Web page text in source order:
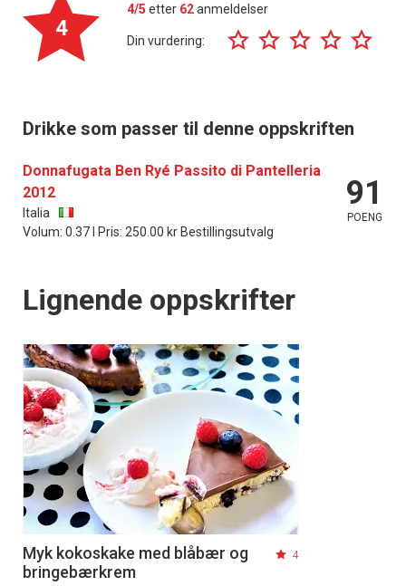
4
4/5 etter 62anmeldelser
Din vurdering:
Drikke som passer til denne oppskriften
Donnafugata Ben Ryé Passito di Pantelleria
2012
Italia
Volum: 0.37 l Pris: 250.00 kr Bestillingsutvalg
91
POENG
Lignende oppskrifter
Myk kokoskake med blåbær og
bringebærkrem
4